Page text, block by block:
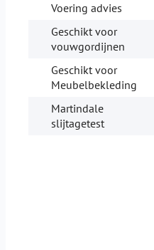
Voering advies
Geschikt voor
vouwgordijnen
Geschikt voor
Meubelbekleding
Martindale
slijtagetest